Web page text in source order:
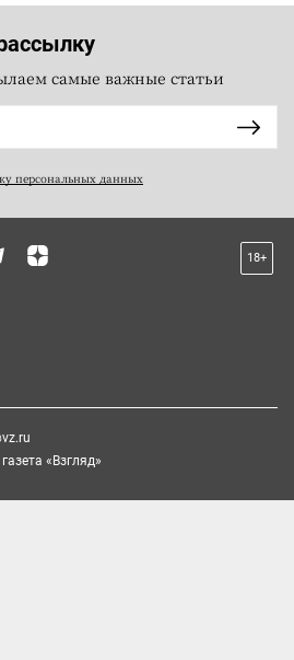
самые важные статьи
персональных данных
18+
«Взгляд»